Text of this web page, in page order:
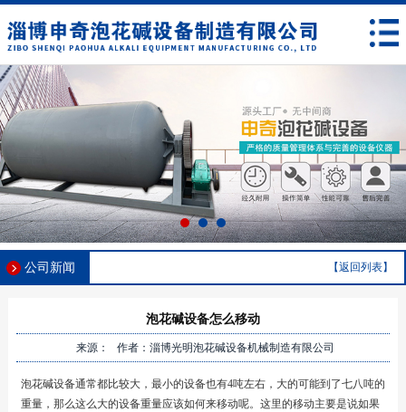
公司新闻 【返回列表】
泡花碱设备怎么移动
来源： 作者：淄博光明泡花碱设备机械制造有限公司
泡花碱设备通常都比较大，最小的设备也有4吨左右，大的可能到了七八吨的
重量，那么这么大的设备重量应该如何来移动呢。这里的移动主要是说如果